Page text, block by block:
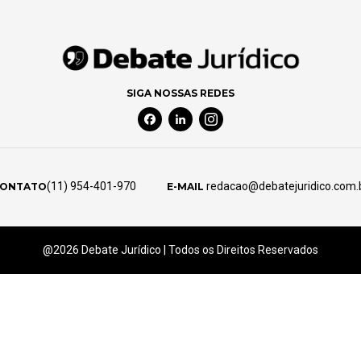
SIGA NOSSAS REDES
Facebook Social Media
Linkedin Social Media
Instagram Social Media
(11) 954-401-970 E-MAIL
@2026 Debate Jurídico | Todos os Direitos Reservados